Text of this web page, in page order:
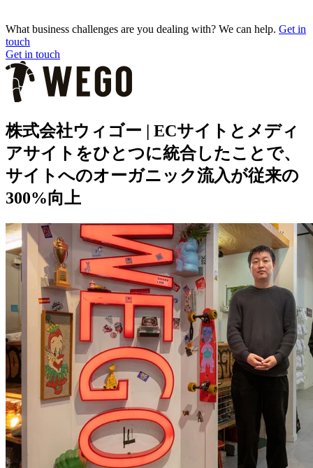
What business challenges are you dealing with? We can help. Get in
touch
Get in touch
株式会社ウィゴー | ECサイトとメディ
アサイトをひとつに統合したことで、
サイトへのオーガニック流入が従来の
300%向上